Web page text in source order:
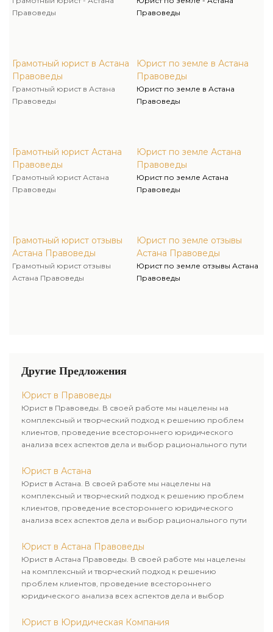
Правоведы
Грамотный юрист в Астана
Правоведы
Грамотный юрист в Астана
Правоведы
Грамотный юрист Астана
Правоведы
Грамотный юрист Астана
Правоведы
Грамотный юрист отзывы
Астана Правоведы
Грамотный юрист отзывы
Астана Правоведы
Правоведы
Юрист по земле в Астана
Правоведы
Юрист по земле в Астана
Правоведы
Юрист по земле Астана
Правоведы
Юрист по земле Астана
Правоведы
Юрист по земле отзывы
Астана Правоведы
Юрист по земле отзывы Астана
Правоведы
Другие Предложения
Юрист в Правоведы
Юрист в Правоведы. В своей работе мы нацелены на
комплексный и творческий подход к решению проблем
клиентов, проведение всестороннего юридического
анализа всех аспектов дела и выбор рационального пути
Юрист в Астана
Юрист в Астана. В своей работе мы нацелены на
комплексный и творческий подход к решению проблем
клиентов, проведение всестороннего юридического
анализа всех аспектов дела и выбор рационального пути
Юрист в Астана Правоведы
Юрист в Астана Правоведы. В своей работе мы нацелены
на комплексный и творческий подход к решению
проблем клиентов, проведение всестороннего
юридического анализа всех аспектов дела и выбор
Юрист в Юридическая Компания